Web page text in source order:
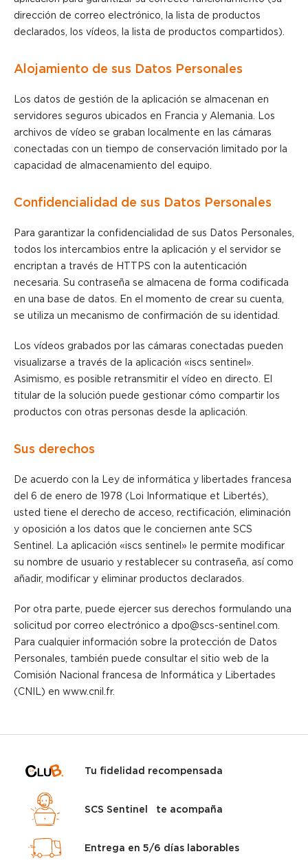
dirección de correo electrónico, la lista de productos
declarados, los vídeos, la lista de productos compartidos).
Alojamiento de sus Datos Personales
Los datos de gestión de la aplicación se almacenan en
servidores seguros ubicados en Francia y Alemania. Los
archivos de vídeo se graban localmente en las cámaras
conectadas con un tiempo de conservación limitado por la
capacidad de almacenamiento del equipo.
Confidencialidad de sus Datos Personales
Para garantizar la confidencialidad de sus Datos Personales,
todos los intercambios entre la aplicación y el servidor se
encriptan a través de HTTPS con la autenticación
necesaria. Su contraseña se almacena de forma codificada
en una base de datos. En el momento de crear su cuenta,
se utiliza un mecanismo de confirmación de su identidad.
Los vídeos grabados por las cámaras conectadas pueden
visualizarse a través de la aplicación «iscs sentinel».
Asimismo, es posible retransmitir el vídeo en directo. El
titular de la solución puede gestionar cómo compartir los
productos con otras personas desde la aplicación.
Sus derechos
De acuerdo con la Ley de informática y libertades francesa
del 6 de enero de 1978 (Loi Informatique et Libertés),
usted tiene el derecho de acceso, rectificación, eliminación
y oposición a los datos que le conciernen ante SCS
Sentinel. La aplicación «iscs sentinel» le permite modificar
su nombre de usuario y restablecer su contraseña, así como
añadir, modificar y eliminar productos declarados.
Por otra parte, puede ejercer sus derechos formulando una
solicitud por correo electrónico a dpo@scs-sentinel.com.
Para cualquier información sobre la protección de Datos
Personales, también puede consultar el sitio web de la
Comisión Nacional francesa de Informática y Libertades
(CNIL) en www.cnil.fr.
Tu fidelidad recompensada
SCS Sentinel te acompaña
Entrega en 5/6 días laborables